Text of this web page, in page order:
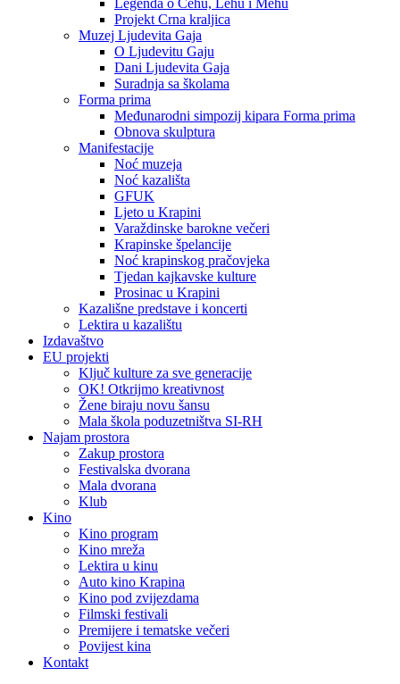
Legenda o Čehu, Lehu i Mehu
Projekt Crna kraljica
Muzej Ljudevita Gaja
O Ljudevitu Gaju
Dani Ljudevita Gaja
Suradnja sa školama
Forma prima
Međunarodni simpozij kipara Forma prima
Obnova skulptura
Manifestacije
Noć muzeja
Noć kazališta
GFUK
Ljeto u Krapini
Varaždinske barokne večeri
Krapinske špelancije
Noć krapinskog pračovjeka
Tjedan kajkavske kulture
Prosinac u Krapini
Kazališne predstave i koncerti
Lektira u kazalištu
Izdavaštvo
EU projekti
Ključ kulture za sve generacije
OK! Otkrijmo kreativnost
Žene biraju novu šansu
Mala škola poduzetništva SI-RH
Najam prostora
Zakup prostora
Festivalska dvorana
Mala dvorana
Klub
Kino
Kino program
Kino mreža
Lektira u kinu
Auto kino Krapina
Kino pod zvijezdama
Filmski festivali
Premijere i tematske večeri
Povijest kina
Kontakt